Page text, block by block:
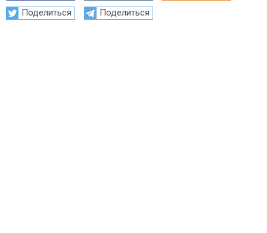
Поделиться
Поделиться